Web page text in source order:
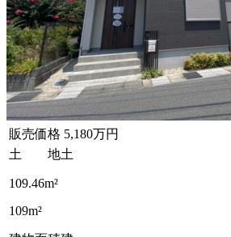
販売価格 5,180万円
土 地土
109.46m²
109m²